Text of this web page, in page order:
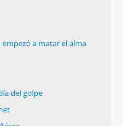
a matar el alma
del golpe